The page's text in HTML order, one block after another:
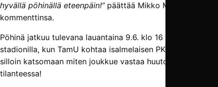
hyvällä pöhinällä eteenpäin!”päättää Mikko Mäkelä
kommenttinsa.
Pöhinä jatkuu tulevana lauantaina 9.6. klo 16 Tammelan
stadionilla, kun TamU kohtaa isalmelaisen PK-37:n. Tule
silloin katsomaan miten joukkue vastaa huutoon uudessa
tilanteessa!